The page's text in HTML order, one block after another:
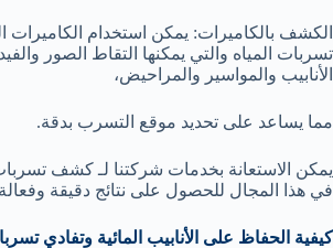
الكشف بالكاميرات: يمكن استخدام
تسربات المياه والتي يمكنها التقاط الصور
الأنابيب والمواسير والمراحيض،
مما يساعد على تحديد موقع التسرب بدقة.
يمكن الاستعانة بخدمات شركتنا لـ كشف
في هذا المجال للحصول على نتائج دقيقة
كيفية الحفاظ على الأنابيب المائية وتفادي